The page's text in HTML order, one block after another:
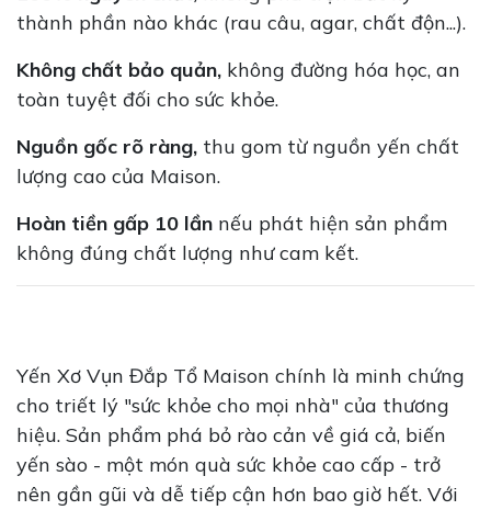
thành phần nào khác (rau câu, agar, chất độn...).
Không chất bảo quản, không đường hóa học, an
toàn tuyệt đối cho sức khỏe.
Nguồn gốc rõ ràng, thu gom từ nguồn yến chất
lượng cao của Maison.
Hoàn tiền gấp 10 lần nếu phát hiện sản phẩm
không đúng chất lượng như cam kết.
Yến Xơ Vụn Đắp Tổ Maison chính là minh chứng
cho triết lý "sức khỏe cho mọi nhà" của thương
hiệu. Sản phẩm phá bỏ rào cản về giá cả, biến
yến sào - một món quà sức khỏe cao cấp - trở
nên gần gũi và dễ tiếp cận hơn bao giờ hết. Với